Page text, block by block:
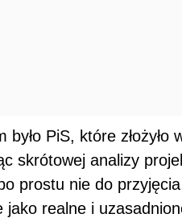
PiS, które
skrótowej analizy
prostu nie do
realne i